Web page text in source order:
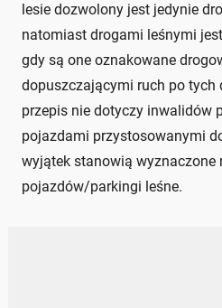
lesie dozwolony jest jedynie
natomiast drogami leśnymi
gdy są one oznakowane
dopuszczającymi ruch po tych
przepis nie dotyczy inwalidów
pojazdami przystosowanymi
wyjątek stanowią wyznaczone
pojazdów/parkingi leśne.